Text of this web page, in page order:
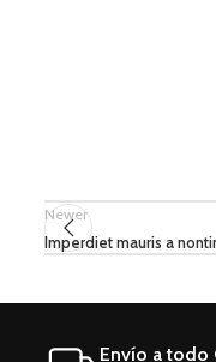
Newer
Imperdiet mauris a
Envío a todo